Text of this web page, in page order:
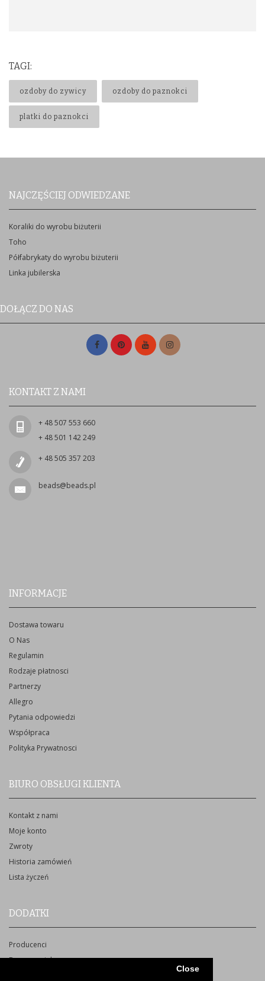
Close
TAGI:
ozdoby do zywicy ozdoby do paznokci
platki do paznokci
NAJCZĘŚCIEJ ODWIEDZANE
Koraliki do wyrobu biżuterii
Toho
Półfabrykaty do wyrobu biżuterii
Linka jubilerska
DOŁĄCZ DO NAS
KONTAKT Z NAMI
+ 48 507 553 660
+ 48 501 142 249
+ 48 505 357 203
beads@beads.pl
INFORMACJE
Dostawa towaru
O Nas
Regulamin
Rodzaje płatnosci
Partnerzy
Allegro
Pytania odpowiedzi
Współpraca
Polityka Prywatnosci
BIURO OBSŁUGI KLIENTA
Kontakt z nami
Moje konto
Zwroty
Historia zamówień
Lista życzeń
DODATKI
Producenci
Bon upominkowy